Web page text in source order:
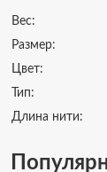
Вес:
Размер:
Цвет:
Тип:
Длина нити: